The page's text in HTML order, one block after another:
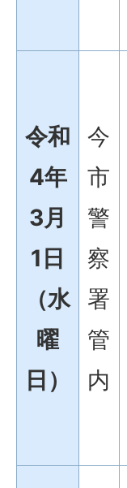
令和
4年
3月
1日
（水
曜
日）
今
市
警
察
署
管
内